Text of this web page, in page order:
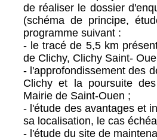
de réaliser le dossier
(schéma de principe,
programme suivant :
- le tracé de 5,5 km
de Clichy, Clichy Saint-
- l'approfondissement des
Clichy et la poursuite
Mairie de Saint-Ouen ;
- l'étude des avantages et
sa localisation, le cas
- l'étude du site de